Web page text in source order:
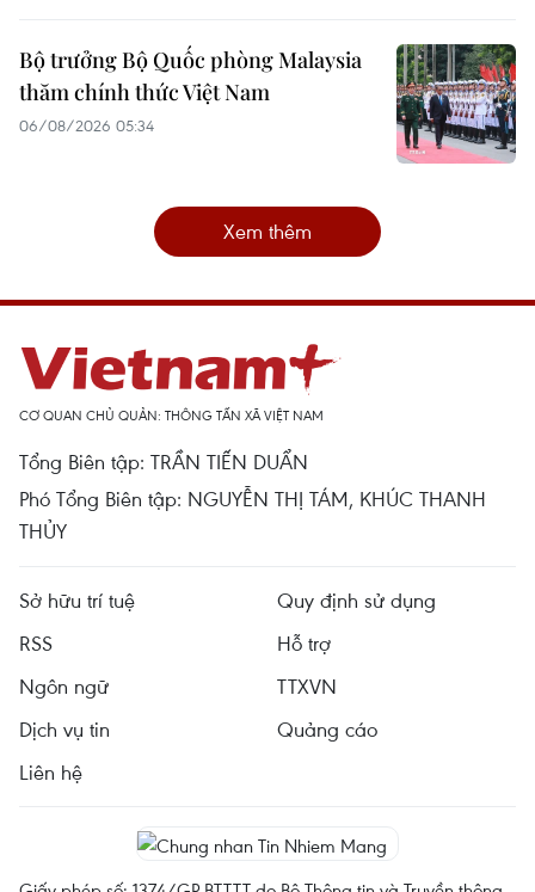
Bộ trưởng Bộ Quốc phòng Malaysia
thăm chính thức Việt Nam
06/08/2026 05:34
Xem thêm
CƠ QUAN CHỦ QUẢN: THÔNG TẤN XÃ VIỆT NAM
Tổng Biên tập: TRẦN TIẾN DUẨN
Phó Tổng Biên tập: NGUYỄN THỊ TÁM, KHÚC THANH
THỦY
Sở hữu trí tuệ
Quy định sử dụng
RSS
Hỗ trợ
Ngôn ngữ
TTXVN
Dịch vụ tin
Quảng cáo
Liên hệ